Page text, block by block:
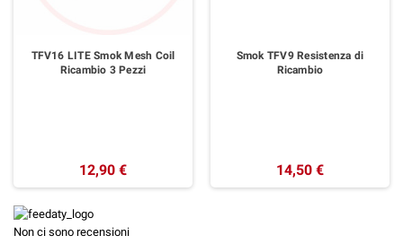
TFV16 LITE Smok Mesh Coil
Ricambio 3 Pezzi
12,90 €
Smok TFV9 Resistenza di
Ricambio
14,50 €
Non ci sono recensioni